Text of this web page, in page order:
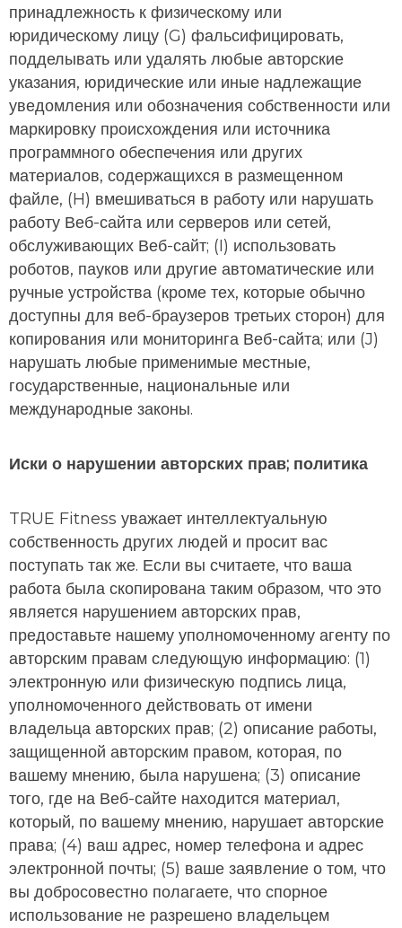
принадлежность к физическому или
юридическому лицу (G) фальсифицировать,
подделывать или удалять любые авторские
указания, юридические или иные надлежащие
уведомления или обозначения собственности или
маркировку происхождения или источника
программного обеспечения или других
материалов, содержащихся в размещенном
файле, (H) вмешиваться в работу или нарушать
работу Веб-сайта или серверов или сетей,
обслуживающих Веб-сайт; (I) использовать
роботов, пауков или другие автоматические или
ручные устройства (кроме тех, которые обычно
доступны для веб-браузеров третьих сторон) для
копирования или мониторинга Веб-сайта; или (J)
нарушать любые применимые местные,
государственные, национальные или
международные законы.
Иски о нарушении авторских прав; политика
TRUE Fitness уважает интеллектуальную
собственность других людей и просит вас
поступать так же. Если вы считаете, что ваша
работа была скопирована таким образом, что это
является нарушением авторских прав,
предоставьте нашему уполномоченному агенту по
авторским правам следующую информацию: (1)
электронную или физическую подпись лица,
уполномоченного действовать от имени
владельца авторских прав; (2) описание работы,
защищенной авторским правом, которая, по
вашему мнению, была нарушена; (3) описание
того, где на Веб-сайте находится материал,
который, по вашему мнению, нарушает авторские
права; (4) ваш адрес, номер телефона и адрес
электронной почты; (5) ваше заявление о том, что
вы добросовестно полагаете, что спорное
использование не разрешено владельцем